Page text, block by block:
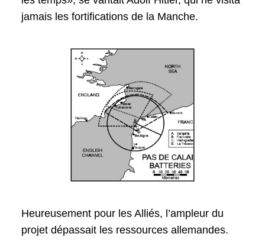
jamais les fortifications de la Manche.
Heureusement pour les Alliés, l’ampleur du
projet dépassait les ressources allemandes.